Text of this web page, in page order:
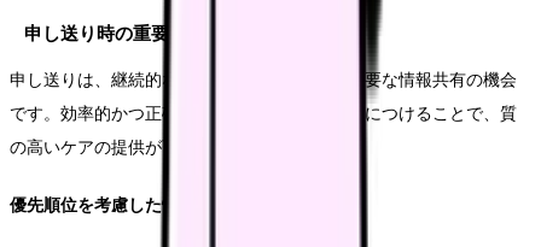
申し送り時の重要ポイント
申し送りは、継続的なケアを提供するための重要な情報共有の機会
です。効率的かつ正確な申し送りのスキルを身につけることで、質
の高いケアの提供が可能となります。
優先順位を考慮した情報伝達